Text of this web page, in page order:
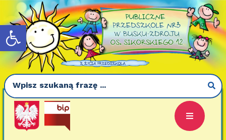
Otwórz pasek narzędzi